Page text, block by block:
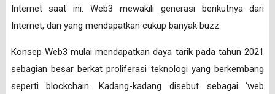
Internet saat ini. Web3 mewakili generasi berikutnya dari
Internet, dan yang mendapatkan cukup banyak buzz.
Konsep Web3 mulai mendapatkan daya tarik pada tahun 2021
sebagian besar berkat proliferasi teknologi yang berkembang
seperti blockchain. Kadang-kadang disebut sebagai ‘web